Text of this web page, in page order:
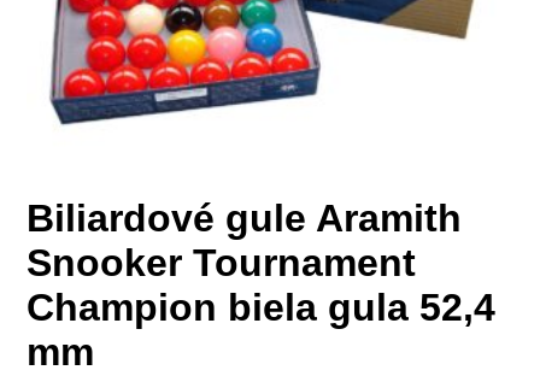
Biliardové gule Aramith
Snooker Tournament
Champion biela gula 52,4
mm